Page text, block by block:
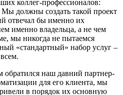
коллег-профессионалов:
Мы должны создать такой проект
отвечал бы именно их
именно владельца, а не чем
мы никогда не пытаемся
«стандартный» набор услуг –
обратился наш давний партнер-
для его клиента, мы
в порядок их основную